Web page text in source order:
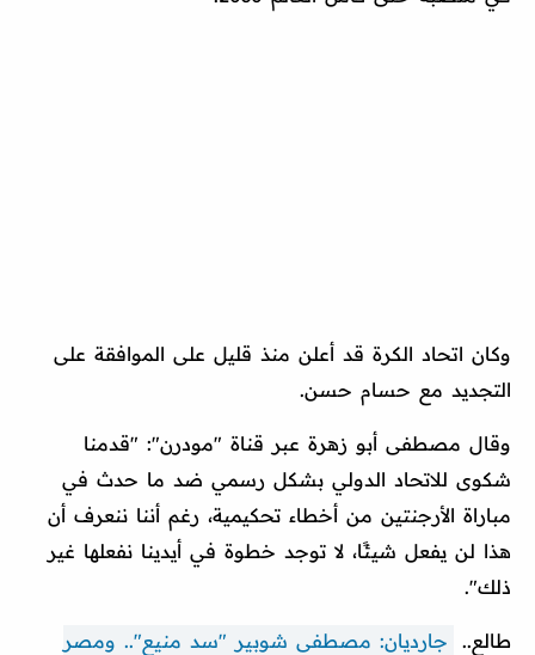
وكان اتحاد الكرة قد أعلن منذ قليل على الموافقة على
التجديد مع حسام حسن.
وقال مصطفى أبو زهرة عبر قناة "مودرن": "قدمنا
شكوى للاتحاد الدولي بشكل رسمي ضد ما حدث في
مباراة الأرجنتين من أخطاء تحكيمية، رغم أننا ننعرف أن
هذا لن يفعل شيئًا، لا توجد خطوة في أيدينا نفعلها غير
ذلك".
طالع..
جارديان: مصطفى شوبير "سد منيع".. ومصر